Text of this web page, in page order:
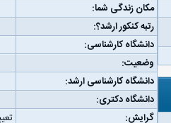
مکان زندگی شما:
رتبه کنکور ارشد؟:
دانشگاه کارشناسی:
وضعیت:
دانشگاه کارشناسی ارشد:
دانشگاه دکتری:
گرایش: